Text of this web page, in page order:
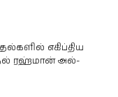
எகிப்திய
ரஹ்மான் அல்-